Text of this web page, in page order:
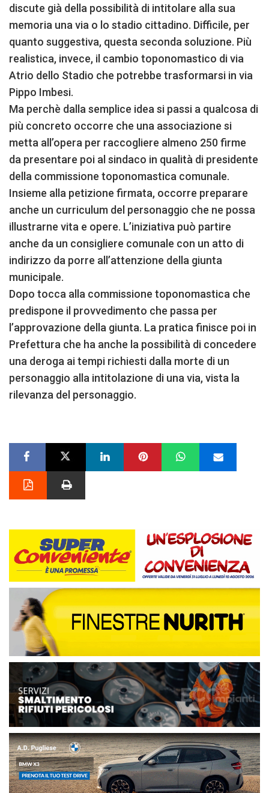
discute già della possibilità di intitolare alla sua
memoria una via o lo stadio cittadino. Difficile, per
quanto suggestiva, questa seconda soluzione. Più
realistica, invece, il cambio toponomastico di via
Atrio dello Stadio che potrebbe trasformarsi in via
Pippo Imbesi.
Ma perchè dalla semplice idea si passi a qualcosa di
più concreto occorre che una associazione si
metta all’opera per raccogliere almeno 250 firme
da presentare poi al sindaco in qualità di presidente
della commissione toponomastica comunale.
Insieme alla petizione firmata, occorre preparare
anche un curriculum del personaggio che ne possa
illustrarne vita e opere. L’iniziativa può partire
anche da un consigliere comunale con un atto di
indirizzo da porre all’attenzione della giunta
municipale.
Dopo tocca alla commissione toponomastica che
predispone il provvedimento che passa per
l’approvazione della giunta. La pratica finisce poi in
Prefettura che ha anche la possibilità di concedere
una deroga ai tempi richiesti dalla morte di un
personaggio alla intitolazione di una via, vista la
rilevanza del personaggio.